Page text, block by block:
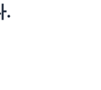
.